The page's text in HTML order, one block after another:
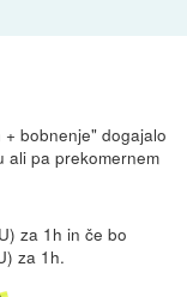
bobnenje" dogajalo
ali pa prekomernem
za 1h in če bo
za 1h.